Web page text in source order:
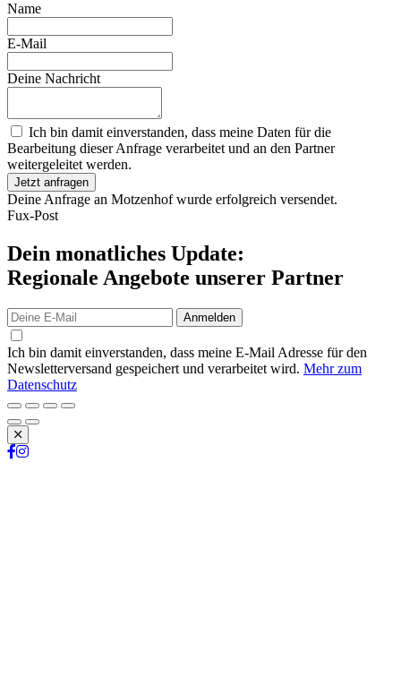
Name
E-Mail
Deine Nachricht
Ich bin damit einverstanden, dass meine Daten für die
Bearbeitung dieser Anfrage verarbeitet und an den Partner
weitergeleitet werden.
Jetzt anfragen
Deine Anfrage an Motzenhof wurde erfolgreich versendet.
Fux-Post
Dein monatliches Update:
Regionale Angebote unserer Partner
Anmelden
Ich bin damit einverstanden, dass meine E-Mail Adresse für den
Newsletterversand gespeichert und verarbeitet wird. Mehr zum
Datenschutz
Schließen